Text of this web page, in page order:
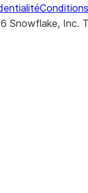
Snowflake, Inc.